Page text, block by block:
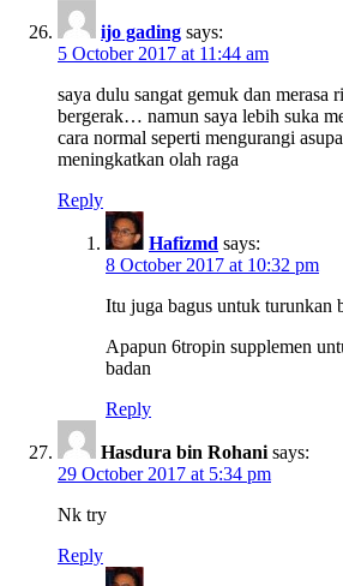
ijo gading says:
5 October 2017 at 11:44 am
saya dulu sangat gemuk dan merasa
bergerak… namun saya lebih suka
cara normal seperti mengurangi
meningkatkan olah raga
Reply
Hafizmd says:
8 October 2017 at 10:32 pm
Itu juga bagus untuk turunkan
Apapun 6tropin supplemen
badan
Reply
Hasdura bin Rohani says:
29 October 2017 at 5:34 pm
Nk try
Reply